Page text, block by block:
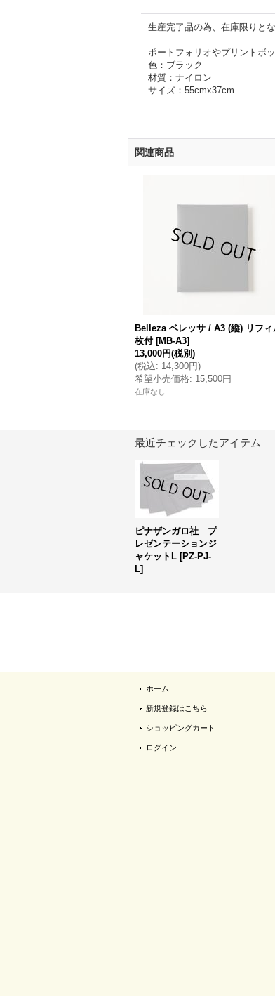
生産完了品の為、在庫限りとな
ポートフォリオやプリントボ
色：ブラック
材質：ナイロン
サイズ：55cmx37cm
関連商品
Belleza ベレッサ / A3 (縦) リフィ
枚付 [MB-A3]
13,000円(税別)
(税込: 14,300円)
希望小売価格: 15,500円
在庫なし
最近チェックしたアイテム
ピナザンガロ社 プ
レゼンテーションジ
ャケットL [PZ-PJ-
L]
ホーム
新規登録はこちら
ショッピングカート
ログイン